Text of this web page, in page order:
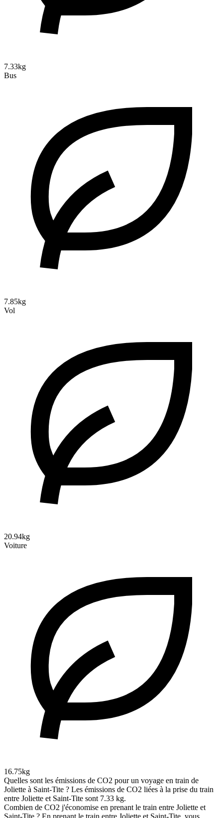
7.33kg
Bus
7.85kg
Vol
20.94kg
Voiture
16.75kg
Quelles sont les émissions de CO2 pour un voyage en train de
Joliette à Saint-Tite ? Les émissions de CO2 liées à la prise du train
entre Joliette et Saint-Tite sont 7.33 kg.
Combien de CO2 j'économise en prenant le train entre Joliette et